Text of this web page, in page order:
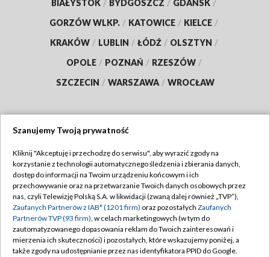
BIAŁYSTOK / BYDGOSZCZ / GDAŃSK /
GORZÓW WLKP. / KATOWICE / KIELCE /
KRAKÓW / LUBLIN / ŁÓDŹ / OLSZTYN /
OPOLE / POZNAŃ / RZESZÓW /
SZCZECIN / WARSZAWA / WROCŁAW
TVP
Abonament TVP
Emisja w TVP
Centrum informacji TVP
Naziemna Telewizja Cyfrowa
Regulamin TVP
Polityka prywatności
Moje zgody
Pomoc
Szanujemy Twoją prywatność
Kliknij "Akceptuję i przechodzę do serwisu", aby wyrazić zgody na
korzystanie z technologii automatycznego śledzenia i zbierania danych,
dostęp do informacji na Twoim urządzeniu końcowym i ich
przechowywanie oraz na przetwarzanie Twoich danych osobowych przez
nas, czyli Telewizję Polską S.A. w likwidacji (zwaną dalej również „TVP”),
Zaufanych Partnerów z IAB* (1201 firm) oraz pozostałych Zaufanych
Partnerów TVP (93 firm), w celach marketingowych (w tym do
zautomatyzowanego dopasowania reklam do Twoich zainteresowań i
mierzenia ich skuteczności) i pozostałych, które wskazujemy poniżej, a
także zgody na udostępnianie przez nas identyfikatora PPID do Google.